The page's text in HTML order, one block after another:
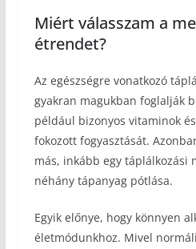
Miért válasszam a
étrendet?
Az egészségre vonatkozó
gyakran magukban foglalják
például bizonyos vitaminok
fokozott fogyasztását.
más, inkább egy táplálkozási
néhány tápanyag pótlása.
Egyik előnye, hogy könnyen
életmódunkhoz. Mivel